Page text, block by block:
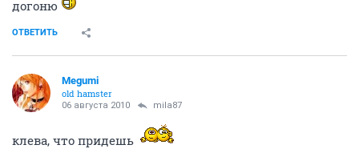
догоню
ОТВЕТИТЬ
Megumi
old hamster
06 августа 2010 mila87
клева, что придешь